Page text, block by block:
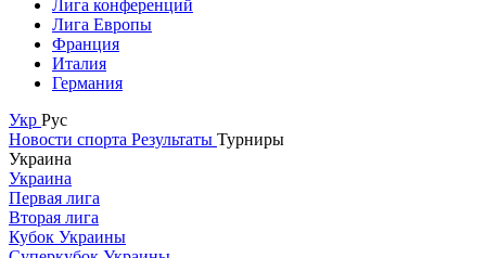
Лига конференций
Лига Европы
Франция
Италия
Германия
Укр Рус
Новости спорта Результаты Турниры
Украина
Украина
Первая лига
Вторая лига
Кубок Украины